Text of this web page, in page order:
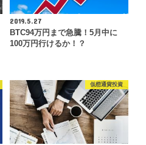
2019.5.27
BTC94万円まで急騰！5月中に
100万円行けるか！？
仮想通貨投資